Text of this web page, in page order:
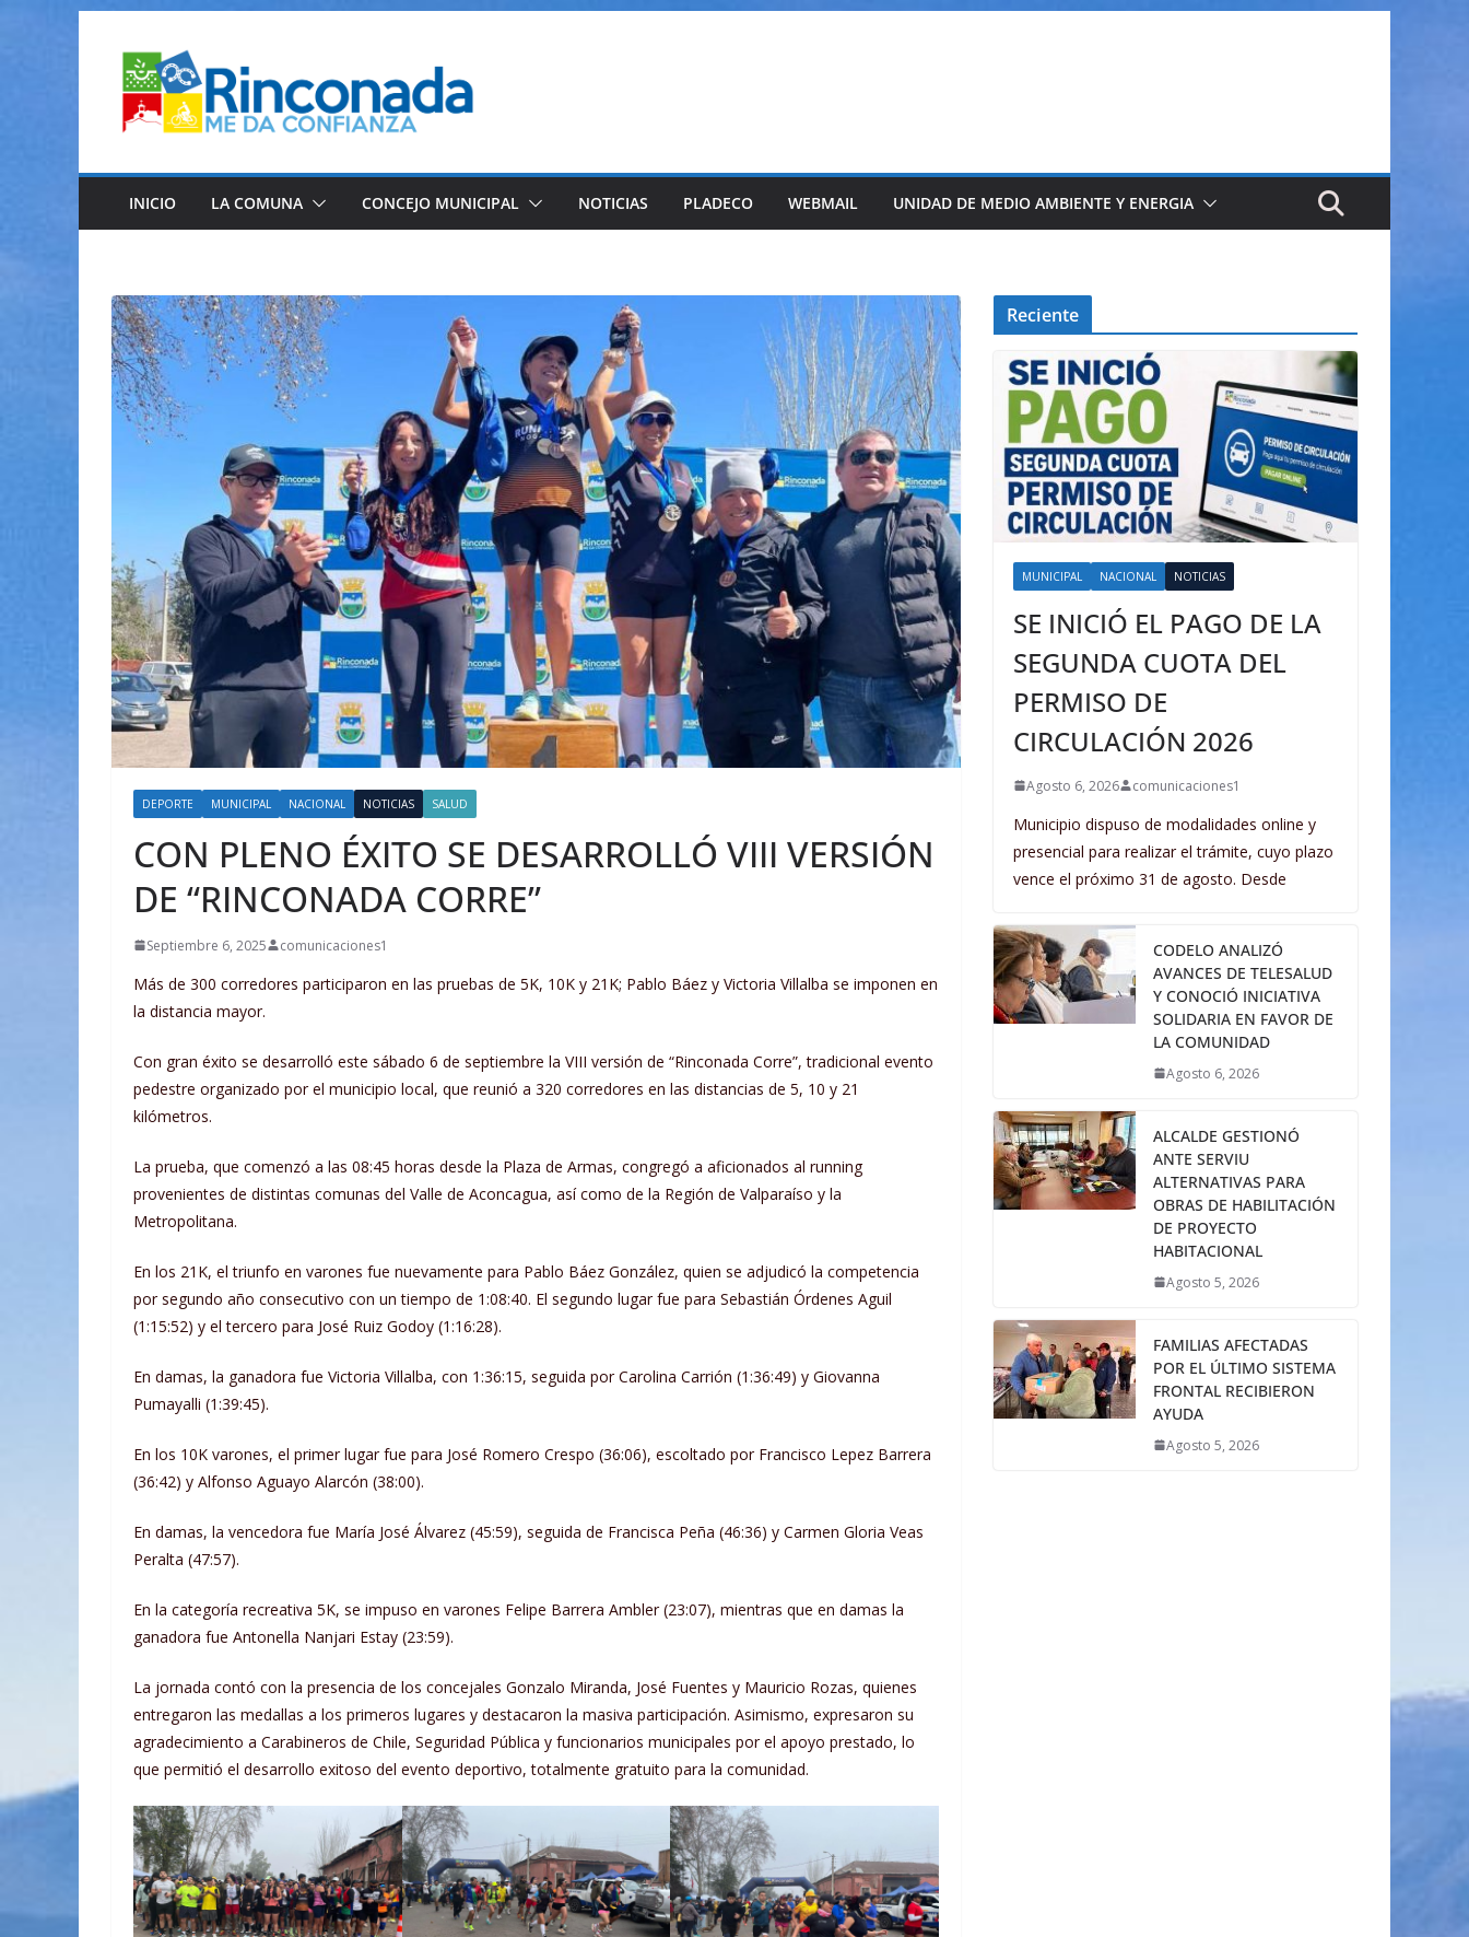
contenido
INICIO LA COMUNA CONCEJO MUNICIPAL NOTICIAS PLADECO WEBMAIL UNIDAD DE MEDIO AMBIENTE Y ENERGIA
DEPORTE MUNICIPAL NACIONAL NOTICIAS SALUD
CON PLENO ÉXITO SE DESARROLLÓ VIII VERSIÓN
DE “RINCONADA CORRE”
Septiembre 6, 2025 comunicaciones1
Más de 300 corredores participaron en las pruebas de 5K, 10K y 21K; Pablo Báez y Victoria Villalba se imponen en
la distancia mayor.
Con gran éxito se desarrolló este sábado 6 de septiembre la VIII versión de “Rinconada Corre”, tradicional evento
pedestre organizado por el municipio local, que reunió a 320 corredores en las distancias de 5, 10 y 21
kilómetros.
La prueba, que comenzó a las 08:45 horas desde la Plaza de Armas, congregó a aficionados al running
provenientes de distintas comunas del Valle de Aconcagua, así como de la Región de Valparaíso y la
Metropolitana.
En los 21K, el triunfo en varones fue nuevamente para Pablo Báez González, quien se adjudicó la competencia
por segundo año consecutivo con un tiempo de 1:08:40. El segundo lugar fue para Sebastián Órdenes Aguil
(1:15:52) y el tercero para José Ruiz Godoy (1:16:28).
En damas, la ganadora fue Victoria Villalba, con 1:36:15, seguida por Carolina Carrión (1:36:49) y Giovanna
Pumayalli (1:39:45).
En los 10K varones, el primer lugar fue para José Romero Crespo (36:06), escoltado por Francisco Lepez Barrera
(36:42) y Alfonso Aguayo Alarcón (38:00).
En damas, la vencedora fue María José Álvarez (45:59), seguida de Francisca Peña (46:36) y Carmen Gloria Veas
Peralta (47:57).
En la categoría recreativa 5K, se impuso en varones Felipe Barrera Ambler (23:07), mientras que en damas la
ganadora fue Antonella Nanjari Estay (23:59).
La jornada contó con la presencia de los concejales Gonzalo Miranda, José Fuentes y Mauricio Rozas, quienes
entregaron las medallas a los primeros lugares y destacaron la masiva participación. Asimismo, expresaron su
agradecimiento a Carabineros de Chile, Seguridad Pública y funcionarios municipales por el apoyo prestado, lo
que permitió el desarrollo exitoso del evento deportivo, totalmente gratuito para la comunidad.
Reciente
MUNICIPAL NACIONAL NOTICIAS
SE INICIÓ EL PAGO DE LA
SEGUNDA CUOTA DEL
PERMISO DE
CIRCULACIÓN 2026
Agosto 6, 2026 comunicaciones1
Municipio dispuso de modalidades online y
presencial para realizar el trámite, cuyo plazo
vence el próximo 31 de agosto. Desde
CODELO ANALIZÓ
AVANCES DE TELESALUD
Y CONOCIÓ INICIATIVA
SOLIDARIA EN FAVOR DE
LA COMUNIDAD
Agosto 6, 2026
ALCALDE GESTIONÓ
ANTE SERVIU
ALTERNATIVAS PARA
OBRAS DE HABILITACIÓN
DE PROYECTO
HABITACIONAL
Agosto 5, 2026
FAMILIAS AFECTADAS
POR EL ÚLTIMO SISTEMA
FRONTAL RECIBIERON
AYUDA
Agosto 5, 2026